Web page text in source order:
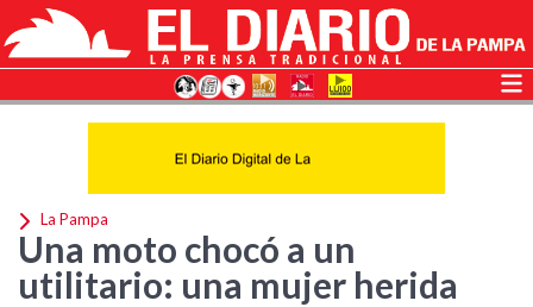
La Pampa
Una moto chocó a un
utilitario: una mujer herida